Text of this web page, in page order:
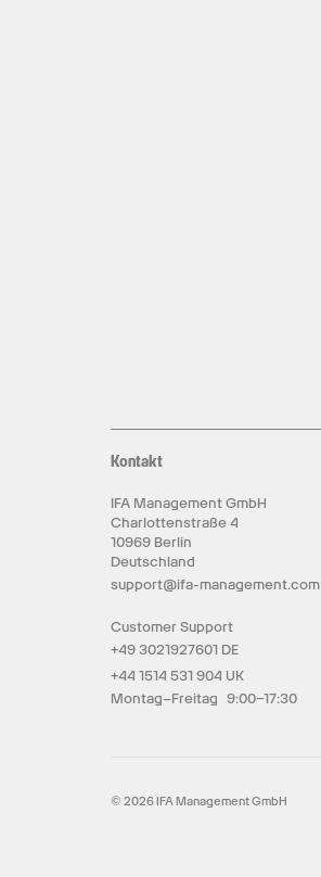
Kontakt
IFA Management GmbH
Charlottenstraße 4
10969 Berlin
Deutschland
support@ifa-management.com
Customer Support
+49 3021927601 DE
+44 1514 531 904 UK
Montag–Freitag 9:00–17:30
© 2026 IFA Management GmbH